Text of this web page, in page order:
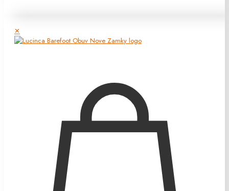
✕